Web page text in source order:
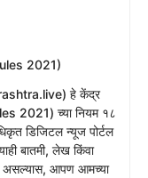
2021)
हे केंद्र
2021) च्या नियम १८
डिजिटल न्यूज पोर्टल
बातमी, लेख किंवा
असल्यास, आपण आमच्या